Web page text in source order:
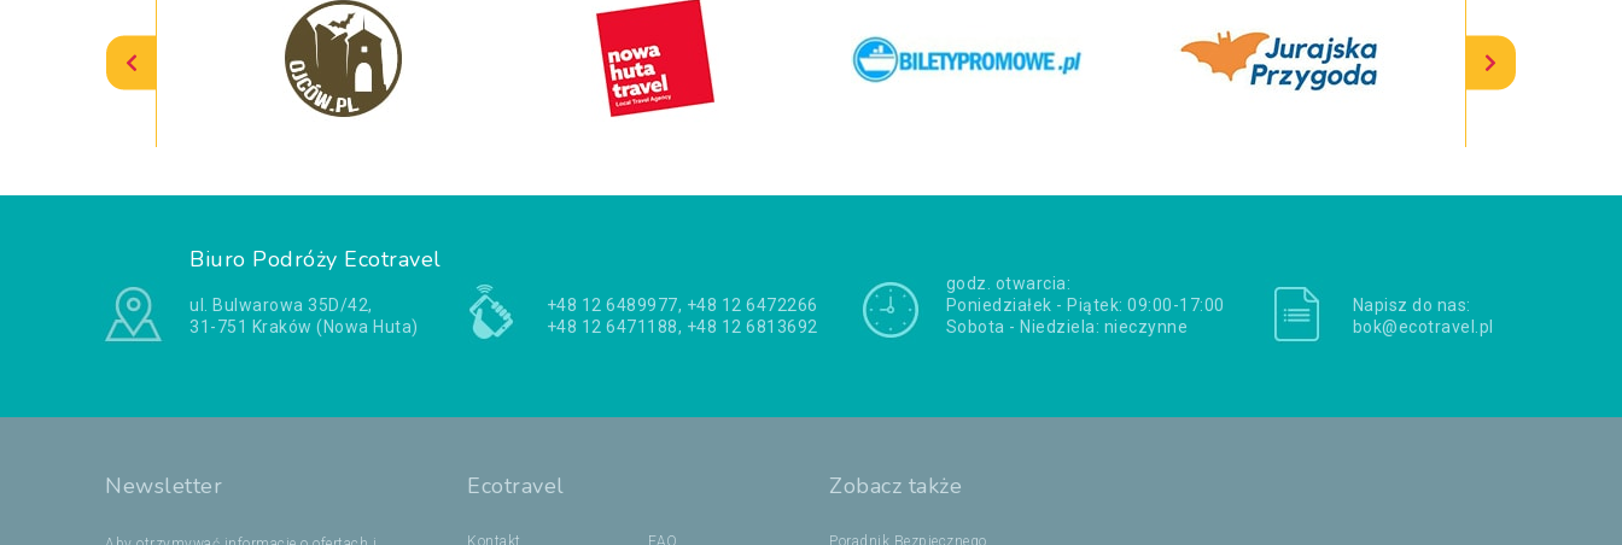
Biuro Podróży Ecotravel
ul. Bulwarowa 35D/42,
31-751 Kraków (Nowa Huta)
+48 12 6489977, +48 12 6472266
+48 12 6471188, +48 12 6813692
godz. otwarcia:
Poniedziałek - Piątek: 09:00-17:00
Sobota - Niedziela: nieczynne
Napisz do nas:
bok@ecotravel.pl
Newsletter Ecotravel
Kontakt FAQ
Zobacz także
Poradnik Bezpiecznego